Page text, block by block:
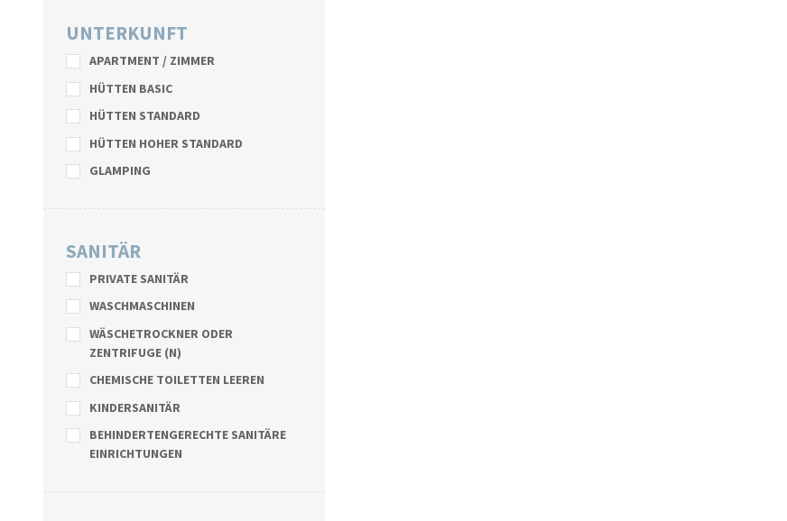
UNTERKUNFT
APARTMENT / ZIMMER
HÜTTEN BASIC
HÜTTEN STANDARD
HÜTTEN HOHER STANDARD
GLAMPING
SANITÄR
PRIVATE SANITÄR
WASCHMASCHINEN
WÄSCHETROCKNER ODER
ZENTRIFUGE (N)
CHEMISCHE TOILETTEN LEEREN
KINDERSANITÄR
BEHINDERTENGERECHTE SANITÄRE
EINRICHTUNGEN